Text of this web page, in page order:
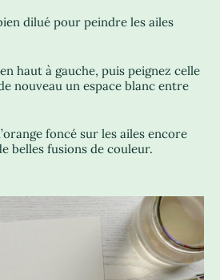
dilué pour peindre les ailes
haut à gauche, puis peignez celle
nouveau un espace blanc entre
foncé sur les ailes encore
belles fusions de couleur.